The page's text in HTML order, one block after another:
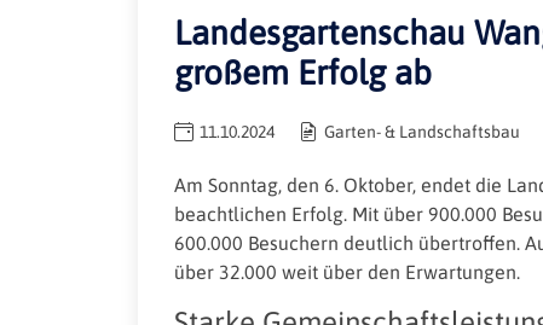
Landesgartenschau
großem Erfolg ab
11.10.2024 Garten- & Landschaftsbau
Am Sonntag, den 6. Oktober, endet die
beachtlichen Erfolg. Mit über 900.000
600.000 Besuchern deutlich übertroffen.
über 32.000 weit über den Erwartungen.